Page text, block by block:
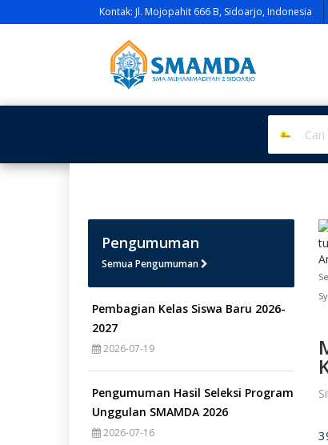
Kontak: Jl. Mojopahit 666 B, Sidoarjo, Indonesia
Pengumuman
Semua Pengumuman
Pembagian Kelas Siswa Baru 2026-
2027
2026-07-19
Pengumuman Hasil Seleksi Program
Unggulan SMAMDA 2026
2026-07-16